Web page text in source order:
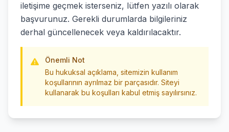
iletişime geçmek isterseniz, lütfen yazılı olarak
başvurunuz. Gerekli durumlarda bilgileriniz
derhal güncellenecek veya kaldırılacaktır.
Önemli Not
Bu hukuksal açıklama, sitemizin kullanım
koşullarının ayrılmaz bir parçasıdır. Siteyi
kullanarak bu koşulları kabul etmiş sayılırsınız.